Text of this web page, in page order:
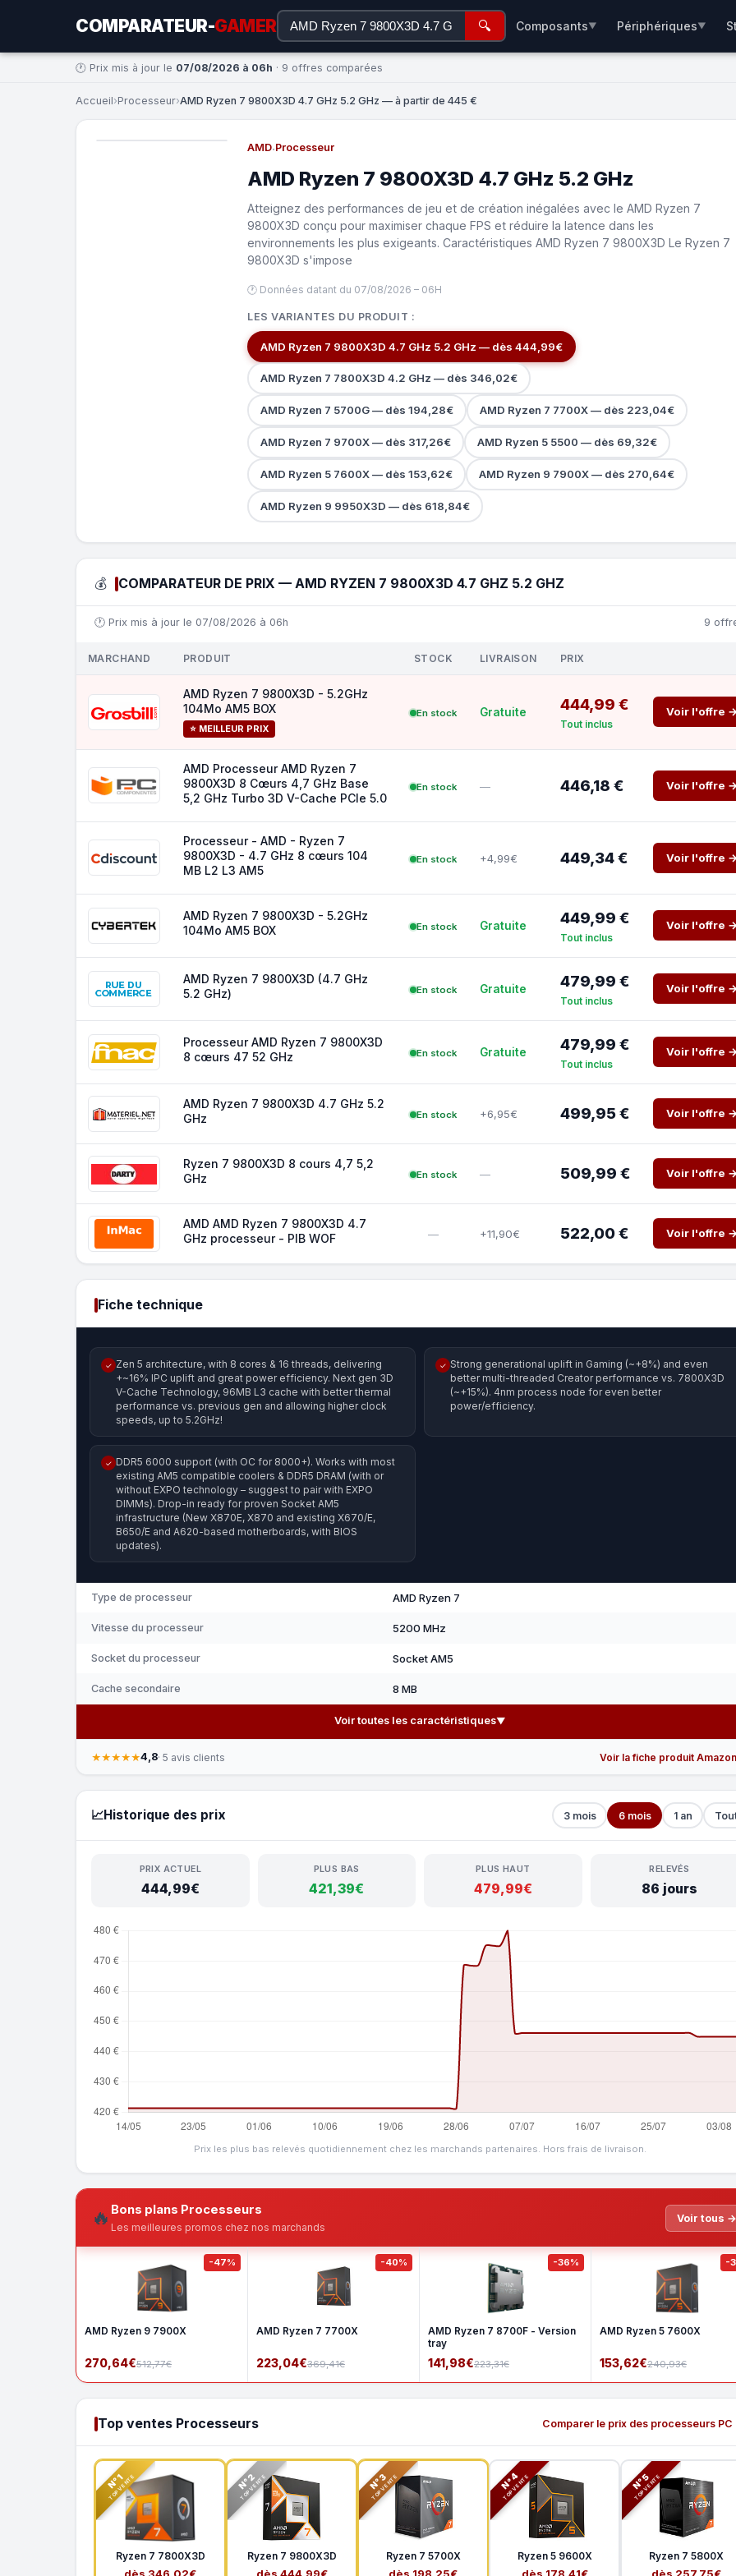
COMPARATEUR-GAMER 🔍 Composants▼ Périphériques▼
🕐 Prix mis à jour le 07/08/2026 à 06h · 9 offres comparées
Accueil›Processeur›AMD Ryzen 7 9800X3D 4.7 GHz 5.2 GHz — à partir de 445 €
AMD·Processeur
AMD Ryzen 7 9800X3D 4.7 GHz 5.2 GHz
Atteignez des performances de jeu et de création inégalées avec le AMD Ryzen 7
9800X3D conçu pour maximiser chaque FPS et réduire la latence dans les
environnements les plus exigeants. Caractéristiques AMD Ryzen 7 9800X3D Le Ryzen 7
9800X3D s'impose
🕐 Données datant du 07/08/2026 – 06H
LES VARIANTES DU PRODUIT :
AMD Ryzen 7 9800X3D 4.7 GHz 5.2 GHz — dès 444,99€
AMD Ryzen 7 7800X3D 4.2 GHz — dès 346,02€
AMD Ryzen 7 5700G — dès 194,28€ AMD Ryzen 7 7700X — dès 223,04€
AMD Ryzen 7 9700X — dès 317,26€ AMD Ryzen 5 5500 — dès 69,32€
AMD Ryzen 5 7600X — dès 153,62€ AMD Ryzen 9 7900X — dès 270,64€
AMD Ryzen 9 9950X3D — dès 618,84€
💰 COMPARATEUR DE PRIX — AMD RYZEN 7 9800X3D 4.7 GHZ 5.2 GHZ
🕐 Prix mis à jour le 07/08/2026 à 06h 9
MARCHAND PRODUIT STOCK LIVRAISON PRIX
AMD Ryzen 7 9800X3D - 5.2GHz
104Mo AM5 BOX
⭐ MEILLEUR PRIX
En stock Gratuite 444,99 €
Tout inclus
Voir l'offre →
AMD Processeur AMD Ryzen 7
9800X3D 8 Cœurs 4,7 GHz Base
5,2 GHz Turbo 3D V-Cache PCIe 5.0
En stock — 446,18 € Voir l'offre →
Processeur - AMD - Ryzen 7
9800X3D - 4.7 GHz 8 cœurs 104
MB L2 L3 AM5
En stock +4,99€ 449,34 € Voir l'offre →
AMD Ryzen 7 9800X3D - 5.2GHz
104Mo AM5 BOX
En stock Gratuite 449,99 €
Tout inclus
Voir l'offre →
AMD Ryzen 7 9800X3D (4.7 GHz
5.2 GHz)
En stock Gratuite 479,99 €
Tout inclus
Voir l'offre →
Processeur AMD Ryzen 7 9800X3D
8 cœurs 47 52 GHz
En stock Gratuite 479,99 €
Tout inclus
Voir l'offre →
AMD Ryzen 7 9800X3D 4.7 GHz 5.2
GHz
En stock +6,95€ 499,95 € Voir l'offre →
Ryzen 7 9800X3D 8 cours 4,7 5,2
GHz
En stock — 509,99 € Voir l'offre →
AMD AMD Ryzen 7 9800X3D 4.7
GHz processeur - PIB WOF
— +11,90€ 522,00 € Voir l'offre →
Fiche technique
✓ Zen 5 architecture, with 8 cores & 16 threads, delivering
+~16% IPC uplift and great power efficiency. Next gen 3D
V-Cache Technology, 96MB L3 cache with better thermal
performance vs. previous gen and allowing higher clock
speeds, up to 5.2GHz!
✓ Strong generational uplift in Gaming (~+8%) and even
better multi-threaded Creator performance vs. 7800X3D
(~+15%). 4nm process node for even better
power/efficiency.
✓ DDR5 6000 support (with OC for 8000+). Works with most
existing AM5 compatible coolers & DDR5 DRAM (with or
without EXPO technology – suggest to pair with EXPO
DIMMs). Drop-in ready for proven Socket AM5
infrastructure (New X870E, X870 and existing X670/E,
B650/E and A620-based motherboards, with BIOS
updates).
Type de processeur AMD Ryzen 7
Vitesse du processeur 5200 MHz
Socket du processeur Socket AM5
Cache secondaire 8 MB
Voir toutes les caractéristiques▼
★★★★★4,8· 5 avis clients Voir la fiche produit
📈Historique des prix 3 mois 6 mois 1 an
PRIX ACTUEL
444,99€
PLUS BAS
421,39€
PLUS HAUT
479,99€
RELEVÉS
86 jours
Prix les plus bas relevés quotidiennement chez les marchands partenaires. Hors frais de livraison.
🔥 Bons plans Processeurs
Les meilleures promos chez nos marchands
Voir tous →
-47%
AMD Ryzen 9 7900X
270,64€512,77€
-40%
AMD Ryzen 7 7700X
223,04€369,41€
-36%
AMD Ryzen 7 8700F - Version
tray
141,98€223,31€
-
AMD Ryzen 5 7600X
153,62€240,93€
Top ventes Processeurs Comparer le prix des processeurs
N°1
TOP VENTE
Ryzen 7 7800X3D
dès 346,02€
N°2
TOP VENTE
Ryzen 7 9800X3D
dès 444,99€
N°3
TOP VENTE
Ryzen 7 5700X
dès 198,25€
N°4
TOP VENTE
Ryzen 5 9600X
dès 178,41€
N°5
TOP VENTE
Ryzen 7 5800X
dès 257,75€